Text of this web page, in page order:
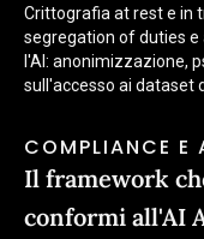
Crittografia at rest e in
segregation of duties e
l'AI: anonimizzazione,
sull'accesso ai dataset
COMPLIANCE E
Il framework
conformi all'AI